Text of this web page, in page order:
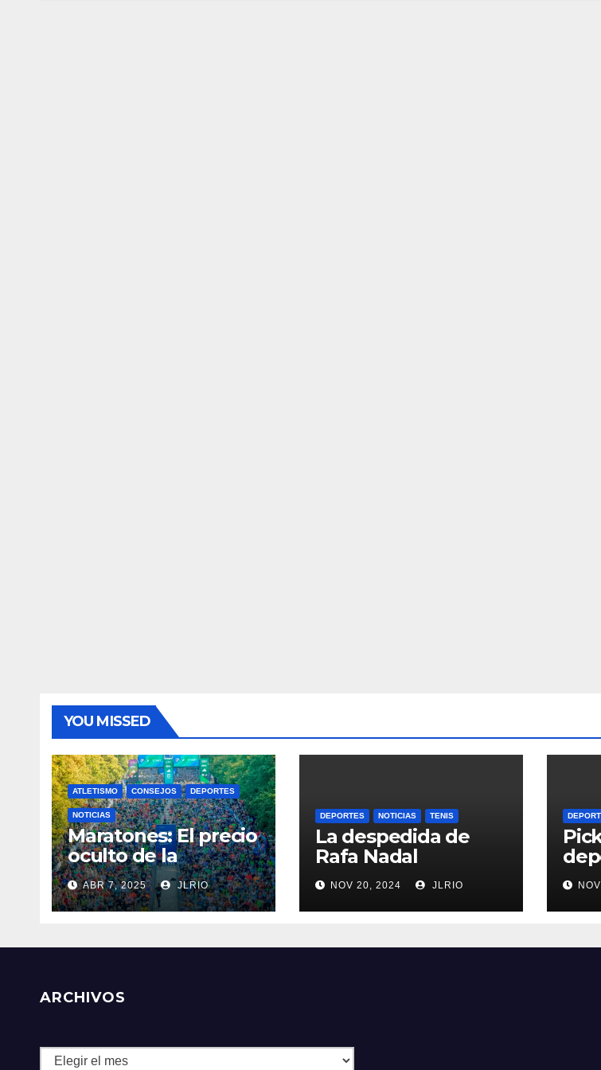
YOU MISSED
ATLETISMO CONSEJOS DEPORTES
NOTICIAS
Maratones: El precio
oculto de la
resistencia
ABR 7, 2025 JLRIO
DEPORTES NOTICIAS TENIS
La despedida de
Rafa Nadal
NOV 20, 2024 JLRIO
ARCHIVOS
Archivos